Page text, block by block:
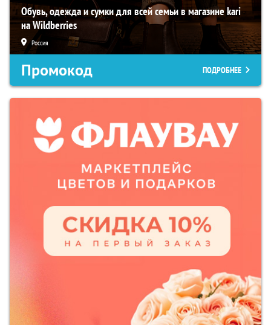
Обувь, одежда и сумки для всей семьи в магазине kari
на Wildberries
Россия
Промокод ПОДРОБНЕЕ